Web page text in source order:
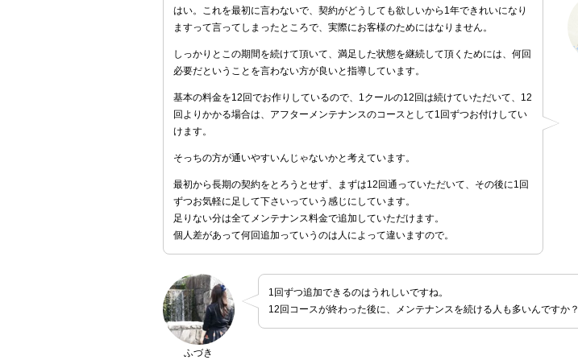
はい。これを最初に言わないで、契約がどうしても欲しいから1年できれいになり
ますって言ってしまったところで、実際にお客様のためにはなりません。
しっかりとこの期間を続けて頂いて、満足した状態を継続して頂くためには、何回
必要だということを言わない方が良いと指導しています。
基本の料金を12回でお作りしているので、1クールの12回は続けていただいて、12
回よりかかる場合は、アフターメンテナンスのコースとして1回ずつお付けしてい
けます。
そっちの方が通いやすいんじゃないかと考えています。
最初から長期の契約をとろうとせず、まずは12回通っていただいて、その後に1回
ずつお気軽に足して下さいっていう感じにしています。
足りない分は全てメンテナンス料金で追加していただけます。
個人差があって何回追加っていうのは人によって違いますので。
ふづき
1回ずつ追加できるのはうれしいですね。
12回コースが終わった後に、メンテナンスを続ける人も多いんですか？